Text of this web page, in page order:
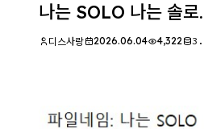
나는 SOLO 나는 솔
디스사랑 2026.06.04 4,322